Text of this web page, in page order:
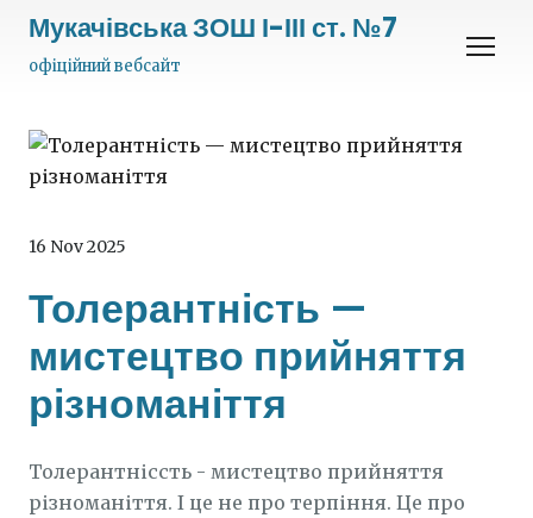
Мукачівська ЗОШ І-ІІІ ст. №7
офіційний вебсайт
16 Nov 2025
Толерантність —
мистецтво прийняття
різноманіття
Толерантніссть - мистецтво прийняття
різноманіття. І це не про терпіння. Це про